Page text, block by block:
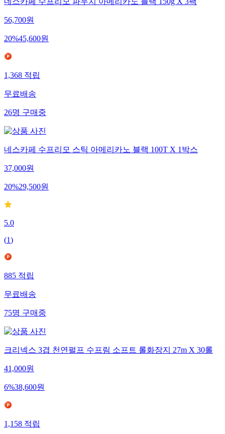
네스카페 수프리모 파우치 아메리카노 블랙 150g X 3팩
56,700원
20%45,600원
1,368적립
무료배송
26명구매중
네스카페 수프리모 스틱 아메리카노 블랙 100T X 1박스
37,000원
20%29,500원
5.0
(1)
885적립
무료배송
75명구매중
크리넥스 3겹 천연펄프 수프림 소프트 롤화장지 27m X 30롤
41,000원
6%38,600원
1,158적립